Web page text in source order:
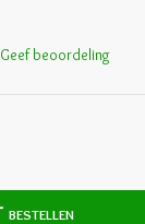
Geef beoordeling
BESTELLEN